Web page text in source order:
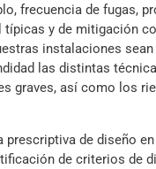
frecuencia de fugas,
y de mitigación
instalaciones
las distintas
graves, así como los
de diseño
de criterios de